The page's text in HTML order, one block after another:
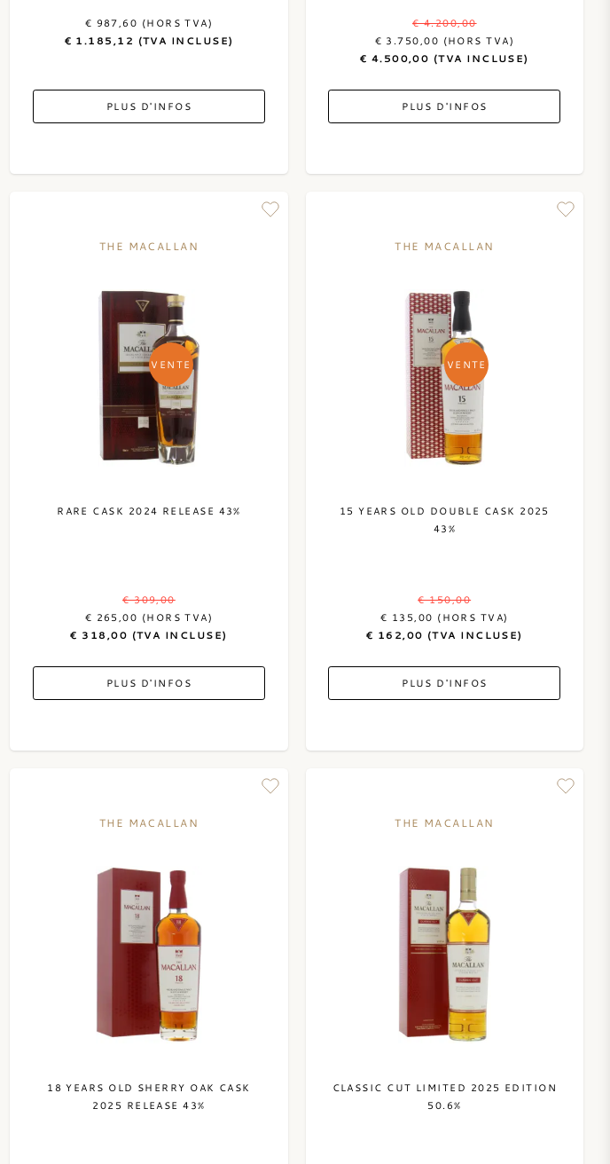
€ 987,60 (HORS TVA)
€ 1.185,12 (TVA INCLUSE)
PLUS D'INFOS
€ 4.200,00
€ 3.750,00 (HORS TVA)
€ 4.500,00 (TVA INCLUSE)
PLUS D'INFOS
VENTE
THE MACALLAN
RARE CASK 2024 RELEASE 43%
€ 309,00
€ 265,00 (HORS TVA)
€ 318,00 (TVA INCLUSE)
PLUS D'INFOS
VENTE
THE MACALLAN
15 YEARS OLD DOUBLE CASK 2025
43%
€ 150,00
€ 135,00 (HORS TVA)
€ 162,00 (TVA INCLUSE)
PLUS D'INFOS
THE MACALLAN
18 YEARS OLD SHERRY OAK CASK
2025 RELEASE 43%
THE MACALLAN
CLASSIC CUT LIMITED 2025 EDITION
50.6%